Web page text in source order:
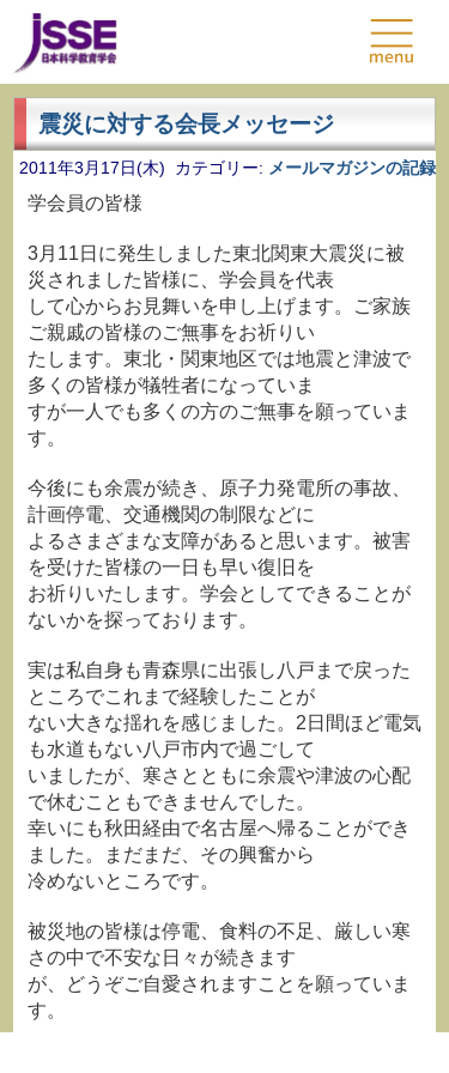
震災に対する会長メッセージ
2011年3月17日(木) カテゴリー: メールマガジンの記録
学会員の皆様
3月11日に発生しました東北関東大震災に被
災されました皆様に、学会員を代表
して心からお見舞いを申し上げます。ご家族
ご親戚の皆様のご無事をお祈りい
たします。東北・関東地区では地震と津波で
多くの皆様が犠牲者になっていま
すが一人でも多くの方のご無事を願っていま
す。
今後にも余震が続き、原子力発電所の事故、
計画停電、交通機関の制限などに
よるさまざまな支障があると思います。被害
を受けた皆様の一日も早い復旧を
お祈りいたします。学会としてできることが
ないかを探っております。
実は私自身も青森県に出張し八戸まで戻った
ところでこれまで経験したことが
ない大きな揺れを感じました。2日間ほど電気
も水道もない八戸市内で過ごして
いましたが、寒さとともに余震や津波の心配
で休むこともできませんでした。
幸いにも秋田経由で名古屋へ帰ることができ
ました。まだまだ、その興奮から
冷めないところです。
被災地の皆様は停電、食料の不足、厳しい寒
さの中で不安な日々が続きます
が、どうぞご自愛されますことを願っていま
す。